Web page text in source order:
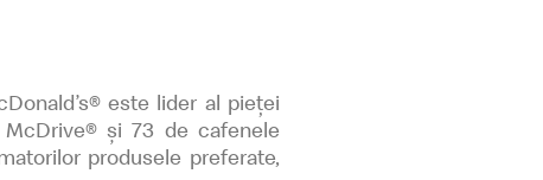
este lider al pieței
și 73 de cafenele
produsele preferate,